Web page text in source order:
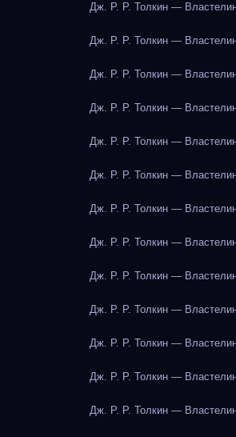
Дж. Р. Р. Толкин —
Дж. Р. Р. Толкин —
Дж. Р. Р. Толкин —
Дж. Р. Р. Толкин —
Дж. Р. Р. Толкин —
Дж. Р. Р. Толкин —
Дж. Р. Р. Толкин —
Дж. Р. Р. Толкин —
Дж. Р. Р. Толкин —
Дж. Р. Р. Толкин —
Дж. Р. Р. Толкин —
Дж. Р. Р. Толкин —
Дж. Р. Р. Толкин —